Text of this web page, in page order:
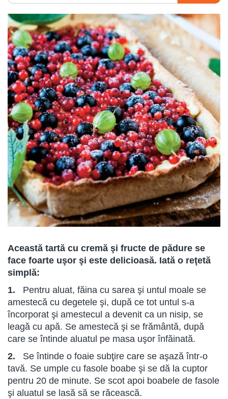
Această tartă cu cremă şi fructe de pădure se
face foarte uşor şi este delicioasă. Iată o reţetă
simplă:
1. Pentru aluat, făina cu sarea şi untul moale se
amestecă cu de­getele şi, după ce tot untul s-a
încorporat şi amestecul a devenit ca un nisip, se
leagă cu apă. Se amestecă şi se frământă, după
care se întinde aluatul pe masa uşor înfăinată.
2. Se întinde o foaie subţire care se aşază într-o
tavă. Se umple cu fasole boabe şi se dă la cuptor
pentru 20 de minute. Se scot apoi boabele de fasole
şi aluatul se lasă să se răcească.